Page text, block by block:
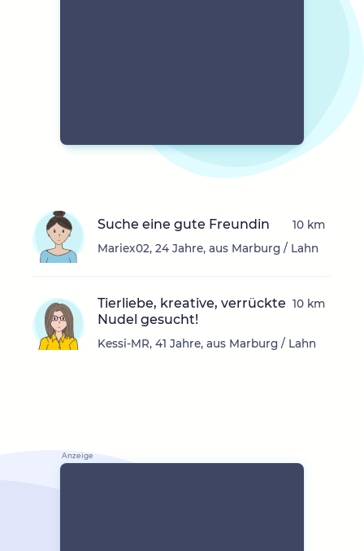
Suche eine gute Freundin
Mariex02, 24 Jahre, aus Marburg / Lahn
10 km
Tierliebe, kreative, verrückte
Nudel gesucht!
Kessi-MR, 41 Jahre, aus Marburg / Lahn
10 km